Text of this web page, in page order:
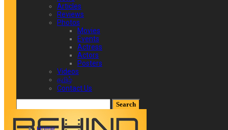
Articles
Reviews
Photos
Movies
Events
Actress
Actors
Posters
Videos
தமிழ்
Contact Us
Categories